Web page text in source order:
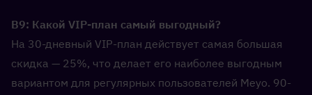
В9: Какой VIP-план самый выгодный?
На 30-дневный VIP-план действует самая большая
скидка — 25%, что делает его наиболее выгодным
вариантом для регулярных пользователей Meyo. 90-